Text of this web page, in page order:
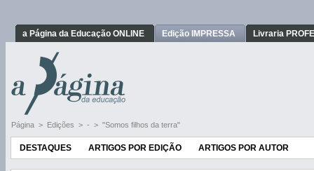
a Página da Educação ONLINE Edição IMPRESSA Livraria
Página > Edições > - > "Somos filhos da terra"
DESTAQUES ARTIGOS POR EDIÇÃO ARTIGOS POR AUTOR